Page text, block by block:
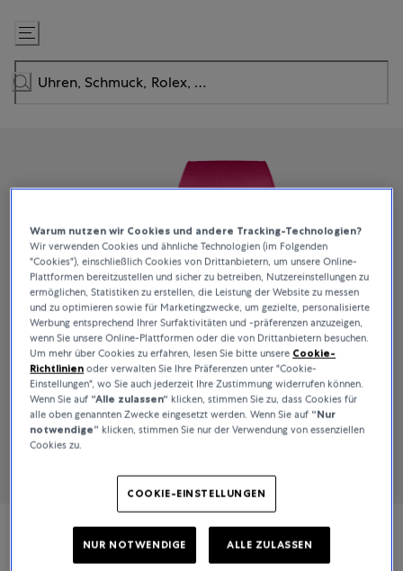
Zum
Inhalt
springen
H. Moser & Cie.
Warum nutzen wir Cookies und andere Tracking-Technologien?
Wir verwenden Cookies und ähnliche Technologien (im Folgenden
"Cookies"), einschließlich Cookies von Drittanbietern, um unsere Online-
Plattformen bereitzustellen und sicher zu betreiben, Nutzereinstellungen zu
ermöglichen, Statistiken zu erstellen, die Leistung der Website zu messen
und zu optimieren sowie für Marketingzwecke, um gezielte, personalisierte
Werbung entsprechend Ihrer Surfaktivitäten und -präferenzen anzuzeigen,
wenn Sie unsere Online-Plattformen oder die von Drittanbietern besuchen.
Um mehr über Cookies zu erfahren, lesen Sie bitte unsere Cookie-
Richtlinien oder verwalten Sie Ihre Präferenzen unter "Cookie-
Einstellungen", wo Sie auch jederzeit Ihre Zustimmung widerrufen können.
Wenn Sie auf “Alle zulassen“ klicken, stimmen Sie zu, dass Cookies für
alle oben genannten Zwecke eingesetzt werden. Wenn Sie auf “Nur
notwendige” klicken, stimmen Sie nur der Verwendung von essenziellen
Cookies zu.
COOKIE-EINSTELLUNGEN
NUR NOTWENDIGE ALLE ZULASSEN